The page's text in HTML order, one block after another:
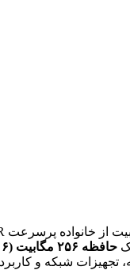
حافظه ۲۵۶ مگابیت (16M × ۱۶)
سیستم‌های نهفته، ماژول‌های